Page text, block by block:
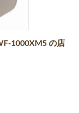
1000XM5 の店